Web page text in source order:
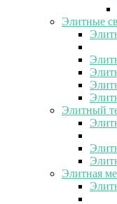
Элитные
Элитный
Элитная